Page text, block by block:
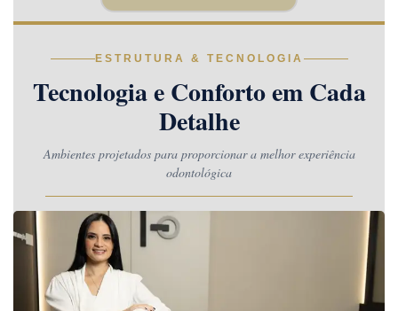
ESTRUTURA & TECNOLOGIA
Tecnologia e Conforto em Cada
Detalhe
Ambientes projetados para proporcionar a melhor experiência
odontológica